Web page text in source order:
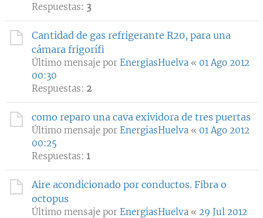
Respuestas: 3
Cantidad de gas refrigerante R20, para una
cámara frigorífi
Último mensaje por EnergiasHuelva « 01 Ago 2012
00:30
Respuestas: 2
como reparo una cava exividora de tres puertas
Último mensaje por EnergiasHuelva « 01 Ago 2012
00:25
Respuestas: 1
Aire acondicionado por conductos. Fibra o
octopus
Último mensaje por EnergiasHuelva « 29 Jul 2012